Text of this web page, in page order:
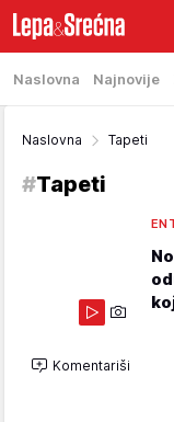
Naslovna Najnovije
Naslovna Tapeti
#Tapeti
Komentariši